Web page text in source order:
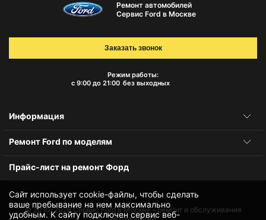
Сайт использует cookie-файлы, чтобы сделать
ваше пребывание на нем максимально
удобным. К cайту подключен сервис веб-
Ремонт автомобилей
Сервис Ford в Москве
Режим работы:
с 9:00 до 21:00 без выходных
Заказать звонок
Информация
Ремонт Ford по моделям
Прайс-лист на ремонт Форд
© 2010-2026Сервис Ford в Москве – ремонт и обслуживание